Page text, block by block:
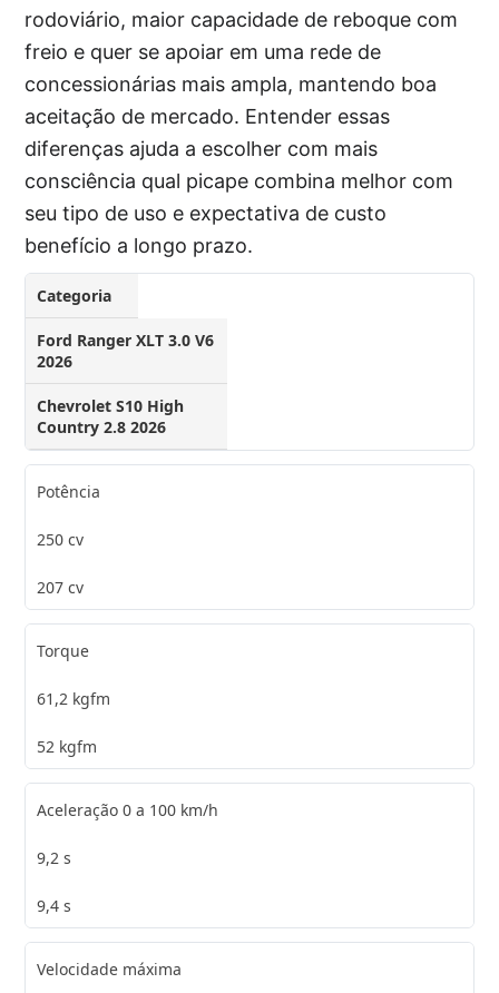
rodoviário, maior capacidade de reboque com
freio e quer se apoiar em uma rede de
concessionárias mais ampla, mantendo boa
aceitação de mercado. Entender essas
diferenças ajuda a escolher com mais
consciência qual picape combina melhor com
seu tipo de uso e expectativa de custo
benefício a longo prazo.
Categoria
Ford Ranger XLT 3.0 V6
2026
Chevrolet S10 High
Country 2.8 2026
Potência
250 cv
207 cv
Torque
61,2 kgfm
52 kgfm
Aceleração 0 a 100 km/h
9,2 s
9,4 s
Velocidade máxima